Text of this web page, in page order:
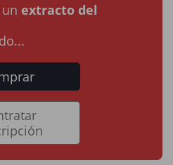
extracto del